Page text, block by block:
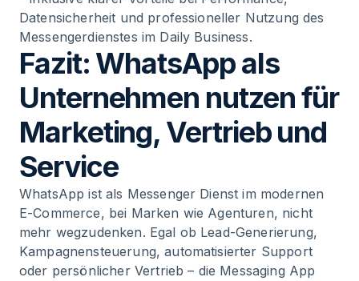
Datensicherheit und professioneller Nutzung des
Messengerdienstes im Daily Business.
Fazit: WhatsApp als
Unternehmen nutzen für
Marketing, Vertrieb und
Service
WhatsApp ist als Messenger Dienst im modernen
E-Commerce, bei Marken wie Agenturen, nicht
mehr wegzudenken. Egal ob Lead-Generierung,
Kampagnensteuerung, automatisierter Support
oder persönlicher Vertrieb – die Messaging App